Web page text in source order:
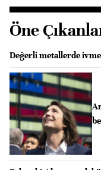
Öne
Değerli metallerde